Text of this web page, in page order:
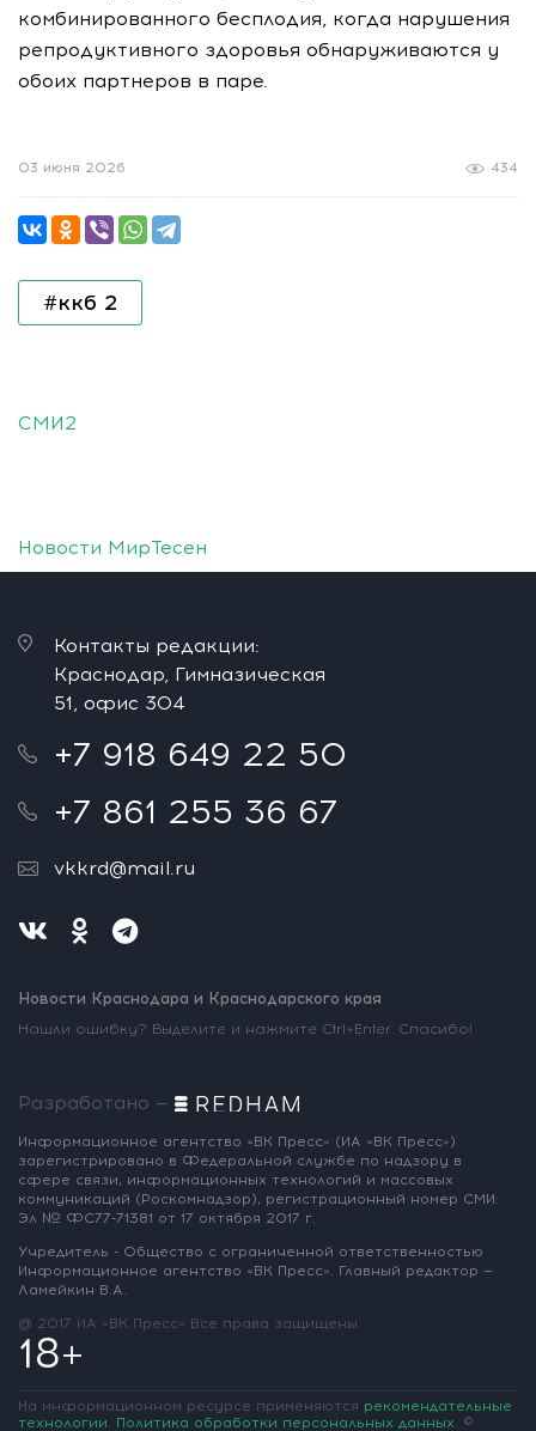
комбинированного бесплодия, когда нарушения
репродуктивного здоровья обнаруживаются у
обоих партнеров в паре.
434
03 июня 2026
#ккб 2
СМИ2
Новости МирТесен
Контакты редакции:
Краснодар, Гимназическая
51, офис 304
+7 918 649 22 50
+7 861 255 36 67
vkkrd@mail.ru
Новости Краснодара и Краснодарского края
Нашли ошибку? Выделите и нажмите Ctrl+Enter. Спасибо!
Разработано —
Информационное агентство «ВК Пресс» (ИА «ВК Пресс»)
зарегистрировано в Федеральной службе по надзору в
сфере связи, информационных технологий и массовых
коммуникаций (Роскомнадзор), регистрационный номер СМИ:
Эл № ФС77-71381 от 17 октября 2017 г.
Учредитель - Общество с ограниченной ответственностью
Информационное агентство «ВК Пресс». Главный редактор —
Ламейкин В.А.
@ 2017 ИА «ВК Пресс» Все права защищены
18+
На информационном ресурсе применяются рекомендательные
технологии. Политика обработки персональных данных. ©